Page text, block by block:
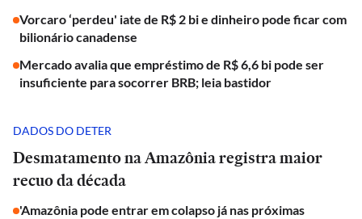
Vorcaro ‘perdeu' iate de R$ 2 bi e dinheiro pode ficar com
bilionário canadense
Mercado avalia que empréstimo de R$ 6,6 bi pode ser
insuficiente para socorrer BRB; leia bastidor
DADOS DO DETER
Desmatamento na Amazônia registra maior
recuo da década
'Amazônia pode entrar em colapso já nas próximas